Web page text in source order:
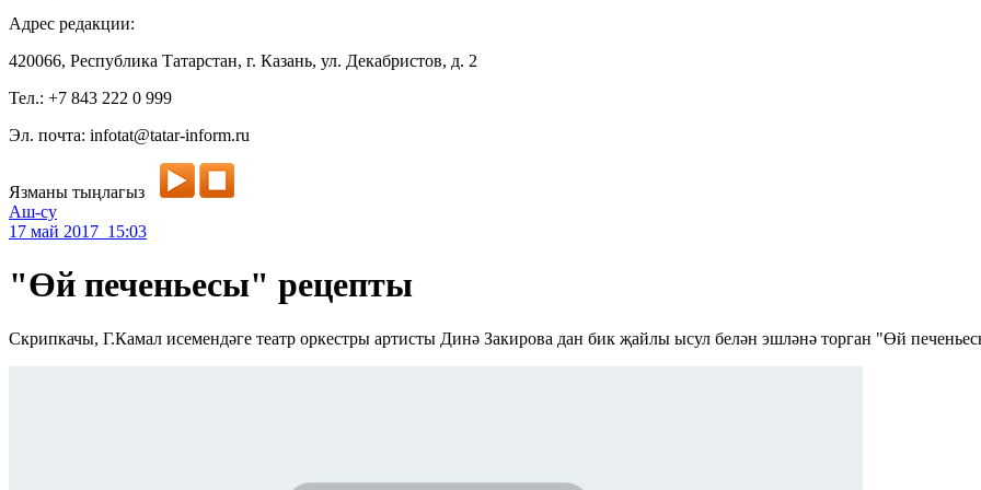
Адрес редакции:
420066, Республика Татарстан, г. Казань, ул. Декабристов, д. 2
Тел.: +7 843 222 0 999
Эл. почта: infotat@tatar-inform.ru
Язманы тыңлагыз
Аш-су
17 май 2017 15:03
"Өй печеньесы" рецепты
Скрипкачы, Г.Камал исемендәге театр оркестры артисты Динә Закирова дан бик җайлы ысул белән эшләнә торган "Өй